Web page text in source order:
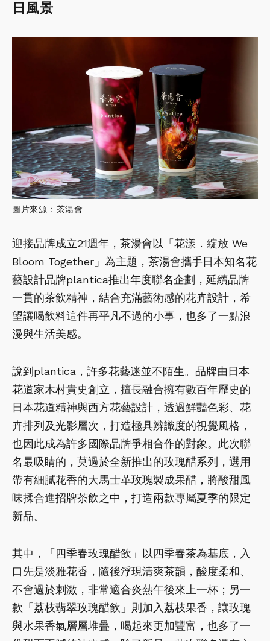
日風景
圖片來源：茶湯會
迎接品牌成立21週年，茶湯會以「花漾．綻放 We
Bloom Together」為主題，茶湯會攜手日本知名花
藝設計品牌plantica推出年度聯名企劃，延續品牌
一貫的茶飲精神，結合充滿藝術感的花卉設計，希
望讓喝飲料這件再平凡不過的小事，也多了一點浪
漫與生活美感。
說到plantica，許多花藝迷並不陌生。品牌由日本
花道家木村貴史創立，擅長融合擁有數百年歷史的
日本花道精神與西方花藝設計，透過鮮豔色彩、花
卉排列及光影層次，打造極具辨識度的視覺風格，
也因此成為許多國際品牌爭相合作的對象。此次聯
名最吸睛的，莫過於全新推出的玫瑰醋系列，選用
帶有細膩花香的大馬士革玫瑰製成果醋，將酸甜風
味揉合進招牌茶飲之中，打造兩款專屬夏季的限定
新品。
其中，「四季春玫瑰醋飲」以四季春茶為基底，入
口先是淡雅花香，隨後浮現清爽茶韻，酸度柔和、
不會過於刺激，非常適合炎熱午後來上一杯；另一
款「荔枝翡翠玫瑰醋飲」則加入荔枝果香，讓玫瑰
與水果香氣層層堆疊，喝起來更加豐富，也多了一